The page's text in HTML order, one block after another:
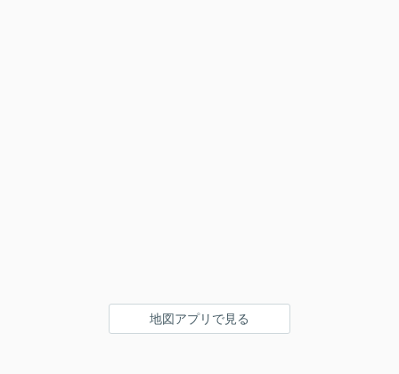
地図アプリで見る